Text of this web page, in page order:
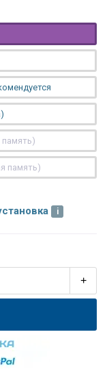
память)
память)
+